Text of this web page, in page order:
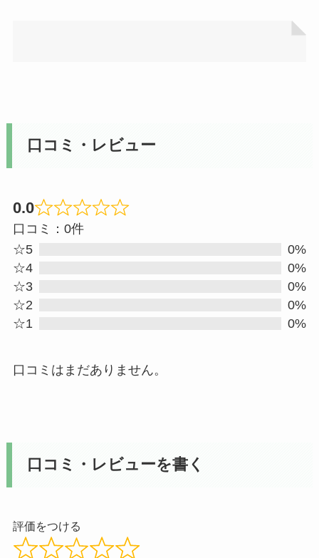
口コミ・レビュー
0.0
Rated
口コミ：0件
☆5
0%
☆4
0%
☆3
0%
☆2
0%
☆1
0%
口コミはまだありません。
口コミ・レビューを書く
評価をつける